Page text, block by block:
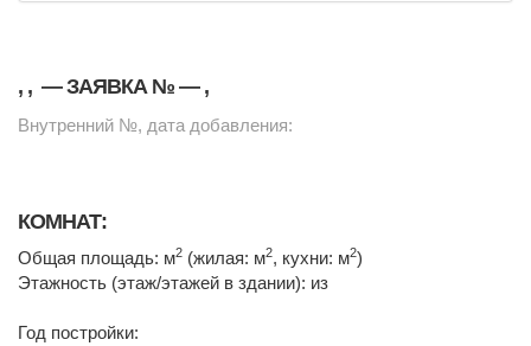
, , — ЗАЯВКА № — ,
Внутренний №, дата добавления:
КОМНАТ:
Общая площадь: м2 (жилая: м2, кухни: м2)
Этажность (этаж/этажей в здании): из
Год постройки: